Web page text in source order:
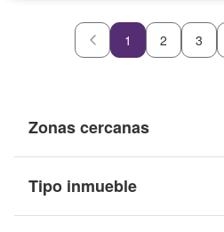
1 2 3
Zonas cercanas
Tipo inmueble